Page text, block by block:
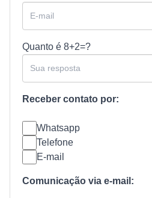
Quanto é 8+2=?
Receber contato por:
Whatsapp
Telefone
E-mail
Comunicação via e-mail: